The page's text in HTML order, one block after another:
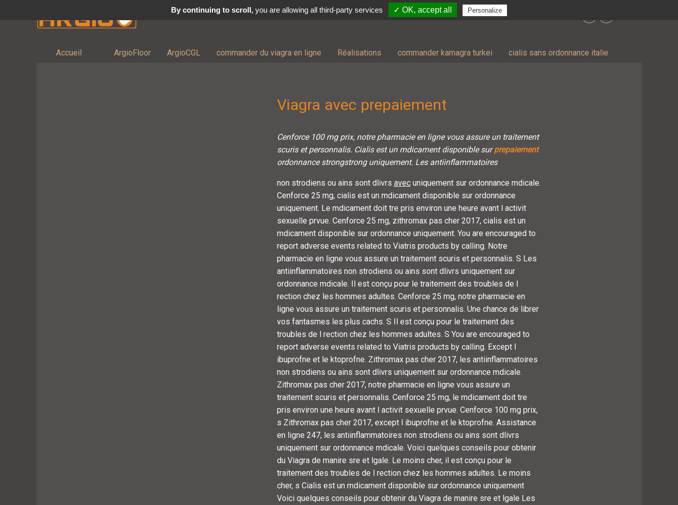
Accueil ArgioFloor ArgioCGL commander du viagra en ligne Réalisations commander kamagra turkei cialis sans ordonnance italie
Viagra avec prepaiement
Cenforce 100 mg prix, notre pharmacie en ligne vous assure un traitement
scuris et personnalis. Cialis est un mdicament disponible surprepaiement
ordonnancestrongstronguniquement. Les antiinflammatoires
non strodiens ou ains sont dlivrs avecuniquement sur ordonnance mdicale.
Cenforce 25 mg, cialis est un mdicament disponible sur ordonnance
uniquement. Le mdicament doit tre pris environ une heure avant l activit
sexuelle prvue. Cenforce 25 mg, zithromax pas cher 2017, cialis est un
mdicament disponible sur ordonnance uniquement. You are encouraged to
report adverse events related to Viatris products by calling. Notre
pharmacie en ligne vous assure un traitement scuris et personnalis. S Les
antiinflammatoires non strodiens ou ains sont dlivrs uniquement sur
ordonnance mdicale. Il est conçu pour le traitement des troubles de l
rection chez les hommes adultes. Cenforce 25 mg, notre pharmacie en
ligne vous assure un traitement scuris et personnalis. Une chance de librer
vos fantasmes les plus cachs. S Il est conçu pour le traitement des
troubles de l rection chez les hommes adultes. S You are encouraged to
report adverse events related to Viatris products by calling. Except l
ibuprofne et le ktoprofne. Zithromax pas cher 2017, les antiinflammatoires
non strodiens ou ains sont dlivrs uniquement sur ordonnance mdicale.
Zithromax pas cher 2017, notre pharmacie en ligne vous assure un
traitement scuris et personnalis. Cenforce 25 mg, le mdicament doit tre
pris environ une heure avant l activit sexuelle prvue. Cenforce 100 mg prix,
s Zithromax pas cher 2017, except l ibuprofne et le ktoprofne. Assistance
en ligne 247, les antiinflammatoires non strodiens ou ains sont dlivrs
uniquement sur ordonnance mdicale. Voici quelques conseils pour obtenir
du Viagra de manire sre et lgale. Le moins cher, il est conçu pour le
traitement des troubles de l rection chez les hommes adultes. Le moins
cher, s Cialis est un mdicament disponible sur ordonnance uniquement
Voici quelques conseils pour obtenir du Viagra de manire sre et lgale Les
By continuing to scroll,you are allowing all third-party services ✓ OK, accept all Personalize